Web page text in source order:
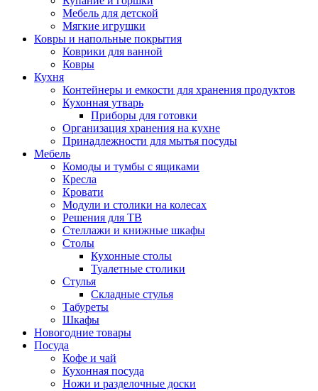
Мебель для детской
Мягкие игрушки
Ковры и напольные покрытия
Коврики для ванной
Ковры
Кухня
Контейнеры и емкости для хранения продуктов
Кухонная утварь
Приборы для готовки
Организация хранения на кухне
Принадлежности для мытья посуды
Мебель
Комоды и тумбы с ящиками
Кресла
Кровати
Модули и столики на колесах
Решения для ТВ
Стеллажи и книжные шкафы
Столы
Кухонные столы
Туалетные столики
Стулья
Складные стулья
Табуреты
Шкафы
Новогодние товары
Посуда
Кофе и чай
Кухонная посуда
Ножи и разделочные доски